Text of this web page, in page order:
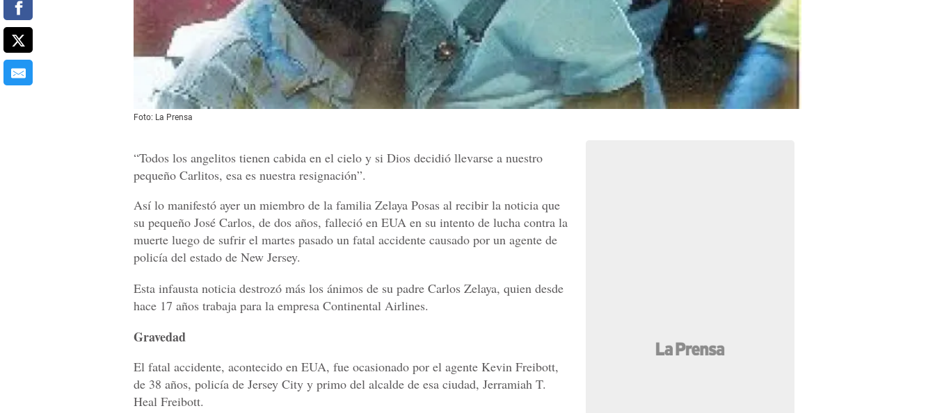
Foto: La Prensa
“Todos los angelitos tienen cabida en el cielo y si Dios decidió llevarse a nuestro
pequeño Carlitos, esa es nuestra resignación”.
Así lo manifestó ayer un miembro de la familia Zelaya Posas al recibir la noticia que
su pequeño José Carlos, de dos años, falleció en EUA en su intento de lucha contra la
muerte luego de sufrir el martes pasado un fatal accidente causado por un agente de
policía del estado de New Jersey.
Esta infausta noticia destrozó más los ánimos de su padre Carlos Zelaya, quien desde
hace 17 años trabaja para la empresa Continental Airlines.
Gravedad
El fatal accidente, acontecido en EUA, fue ocasionado por el agente Kevin Freibott,
de 38 años, policía de Jersey City y primo del alcalde de esa ciudad, Jerramiah T.
Heal Freibott.